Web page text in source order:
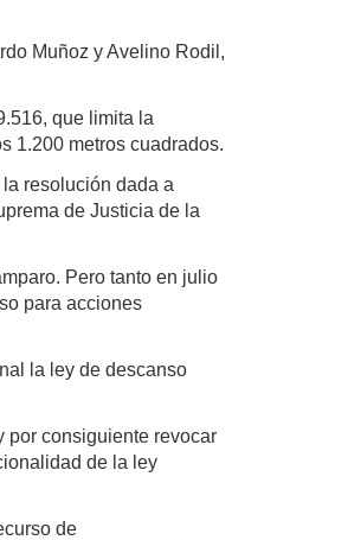
Muñoz y Avelino Rodil,
que limita la
1.200 metros cuadrados.
resolución dada a
de Justicia de la
Pero tanto en julio
para acciones
la ley de descanso
por consiguiente revocar
de la ley
de